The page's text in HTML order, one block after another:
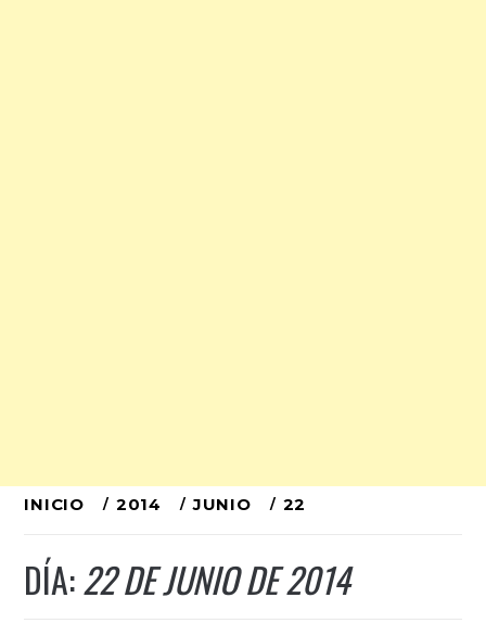
Ir
contenido
INICIO 2014 JUNIO 22
DÍA:22 DE JUNIO DE 2014